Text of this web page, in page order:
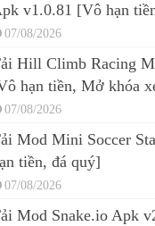
v1.0.81 [Vô hạn
07/08/2026
Hill Climb Racing
hạn tiền, Mở khóa
07/08/2026
Mod Mini Soccer
tiền, đá quý]
07/08/2026
Mod Snake.io Apk